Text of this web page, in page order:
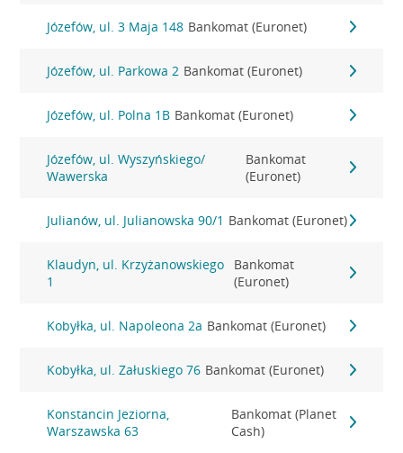
Józefów, ul. 3 Maja 148 Bankomat (Euronet)
Józefów, ul. Parkowa 2 Bankomat (Euronet)
Józefów, ul. Polna 1B Bankomat (Euronet)
Józefów, ul. Wyszyńskiego/
Wawerska
Bankomat
(Euronet)
Julianów, ul. Julianowska 90/1 Bankomat (Euronet)
Klaudyn, ul. Krzyżanowskiego
1
Bankomat
(Euronet)
Kobyłka, ul. Napoleona 2a Bankomat (Euronet)
Kobyłka, ul. Załuskiego 76 Bankomat (Euronet)
Konstancin Jeziorna,
Warszawska 63
Bankomat (Planet
Cash)